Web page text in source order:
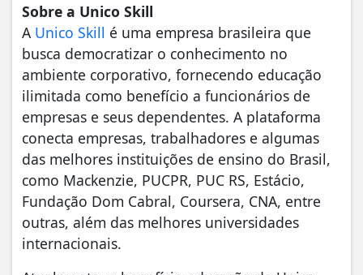
Sobre a Unico Skill
A Unico Skill é uma empresa brasileira que
busca democratizar o conhecimento no
ambiente corporativo, fornecendo educação
ilimitada como benefício a funcionários de
empresas e seus dependentes. A plataforma
conecta empresas, trabalhadores e algumas
das melhores instituições de ensino do Brasil,
como Mackenzie, PUCPR, PUC RS, Estácio,
Fundação Dom Cabral, Coursera, CNA, entre
outras, além das melhores universidades
internacionais.